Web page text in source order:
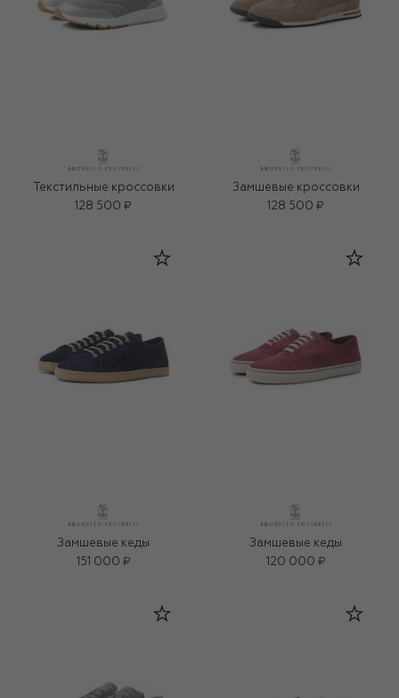
Текстильные кроссовки
128 500 ₽
Замшевые кроссовки
128 500 ₽
Замшевые кеды
151 000 ₽
Замшевые кеды
120 000 ₽